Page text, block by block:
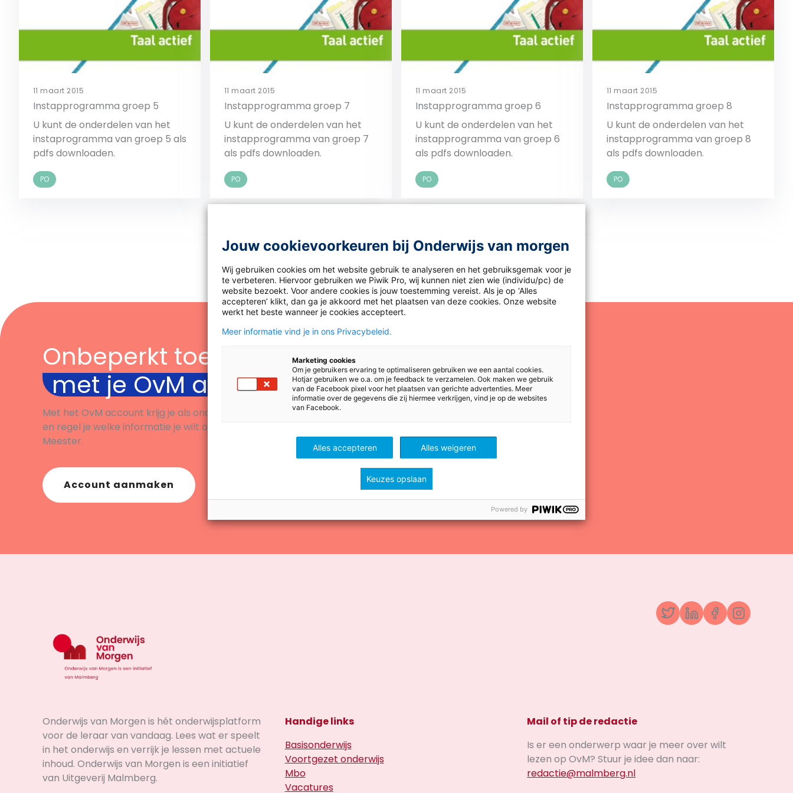
11 maart 2015
Instapprogramma groep 5
U kunt de onderdelen van het
instaprogramma van groep 5 als
pdfs downloaden.
PO
11 maart 2015
Instapprogramma groep 7
U kunt de onderdelen van het
instapprogramma van groep 7
als pdfs downloaden.
PO
11 maart 2015
Instapprogramma groep 6
U kunt de onderdelen van het
instapprogramma van groep 6
als pdfs downloaden.
PO
11 maart 2015
Instapprogramma groep 8
U kunt de onderdelen van het
instapprogramma van groep 8
als pdfs downloaden.
PO
1 2
Onbeperkt toegang
met je OvM account
Met het OvM account krijg je als onderwijsprofessional toegang tot meer artikelen
en regel je welke informatie je wilt ontvangen. Bijvoorbeeld de nieuwsbrief of Juf &
Meester.
Account aanmaken
TwitterLinkedInFacebook
Onderwijs van Morgen is hét onderwijsplatform
voor de leraar van vandaag. Lees wat er speelt
in het onderwijs en verrijk je lessen met actuele
inhoud. Onderwijs van Morgen is een initiatief
van Uitgeverij Malmberg.
Handige links
Basisonderwijs
Voortgezet onderwijs
Mbo
Vacatures
Mail of tip de redactie
Is er een onderwerp waar je meer over wilt
lezen op OvM? Stuur je idee dan naar:
redactie@malmberg.nl
Jouw cookievoorkeuren bij Onderwijs van morgen
Wij gebruiken cookies om het website gebruik te analyseren en het gebruiksgemak voor je
te verbeteren. Hiervoor gebruiken we Piwik Pro, wij kunnen niet zien wie (individu/pc) de
website bezoekt. Voor andere cookies is jouw toestemming vereist. Als je op ‘Alles
accepteren’ klikt, dan ga je akkoord met het plaatsen van deze cookies. Onze website
werkt het beste wanneer je cookies accepteert.
Meer informatie vind je in ons Privacybeleid.
Marketing cookies
Om je gebruikers ervaring te optimaliseren gebruiken we een aantal cookies.
Hotjar gebruiken we o.a. om je feedback te verzamelen. Ook maken we gebruik
van de Facebook pixel voor het plaatsen van gerichte advertenties. Meer
informatie over de gegevens die zij hiermee verkrijgen, vind je op de websites
van Facebook.
Alles accepteren Alles weigeren
Keuzes opslaan
Powered by